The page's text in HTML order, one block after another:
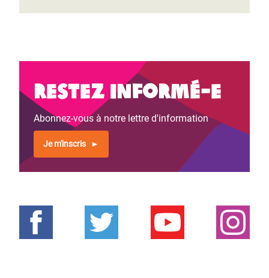
Restez informé-e
Abonnez-vous à notre lettre d'information
Je m'inscris